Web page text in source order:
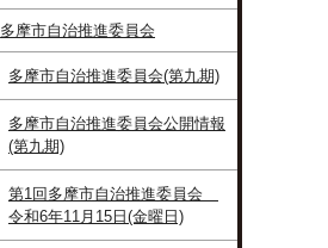
多摩市自治推進委員会
多摩市自治推進委員会(第九期)
多摩市自治推進委員会公開情報
(第九期)
第1回多摩市自治推進委員会
令和6年11月15日(金曜日)